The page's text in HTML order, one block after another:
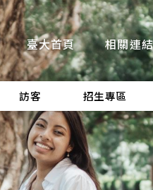
臺大首頁 相關連結
訪客 招生專區